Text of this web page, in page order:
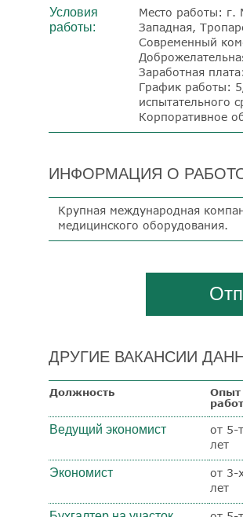
Условия
работы:
Место работы: г.
Западная,
Современный
Заработная
График работы:
испытательного
Корпоративное
ИНФОРМАЦИЯ О
Крупная международная
медицинского оборудования.
ДРУГИЕ ВАКАНСИИ
Должность
Опыт
Ведущий экономист
от 5-
лет
Экономист
от 3-
лет